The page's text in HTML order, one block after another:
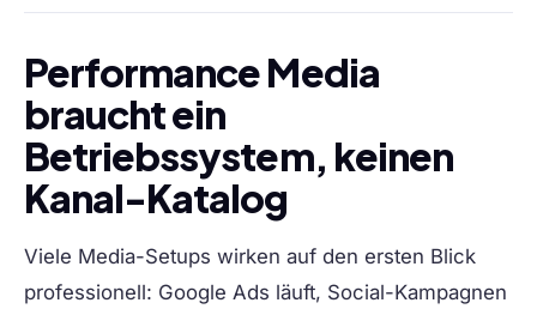
Performance Media
braucht ein
Betriebssystem, keinen
Kanal-Katalog
Viele Media-Setups wirken auf den ersten Blick
professionell: Google Ads läuft, Social-Kampagnen